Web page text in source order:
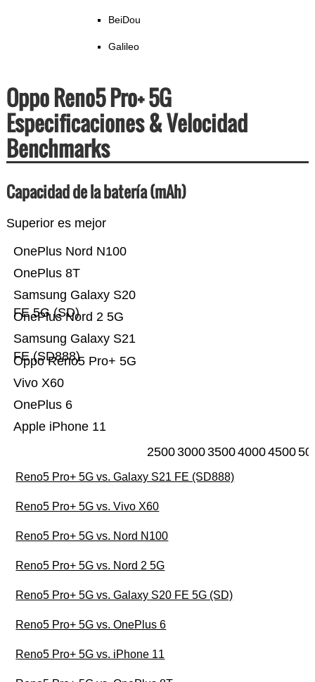
BeiDou
Galileo
Oppo Reno5 Pro+ 5G
Especificaciones & Velocidad
Benchmarks
Capacidad de la batería (mAh)
Superior es mejor
Apple iPhone 11
OnePlus 6
Vivo X60
Oppo Reno5 Pro+ 5G
Samsung Galaxy S21
FE (SD888)
OnePlus Nord 2 5G
Samsung Galaxy S20
FE 5G (SD)
OnePlus 8T
OnePlus Nord N100
25003000350040004500
Reno5 Pro+ 5G vs. Galaxy S21 FE (SD888)
Reno5 Pro+ 5G vs. Vivo X60
Reno5 Pro+ 5G vs. Nord N100
Reno5 Pro+ 5G vs. Nord 2 5G
Reno5 Pro+ 5G vs. Galaxy S20 FE 5G (SD)
Reno5 Pro+ 5G vs. OnePlus 6
Reno5 Pro+ 5G vs. iPhone 11